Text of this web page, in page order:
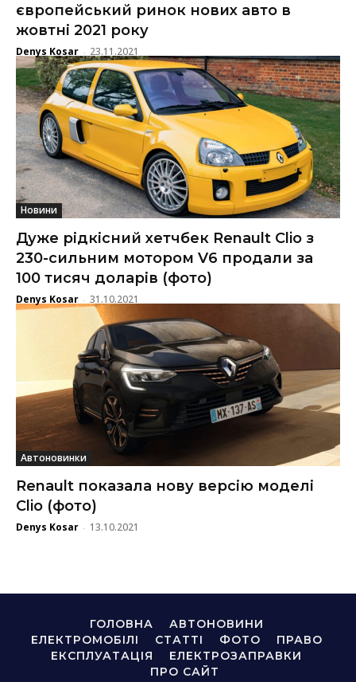
європейський ринок нових авто в
жовтні 2021 року
Denys Kosar - 23.11.2021
Новини
Дуже рідкісний хетчбек Renault Clio з
230-сильним мотором V6 продали за
100 тисяч доларів (фото)
Denys Kosar - 31.10.2021
Автоновинки
Renault показала нову версію моделі
Clio (фото)
Denys Kosar - 13.10.2021
ГОЛОВНА
АВТОНОВИНИ
ЕЛЕКТРОМОБІЛІ
СТАТТІ ФОТО
ПРАВО
ЕКСПЛУАТАЦІЯ
ЕЛЕКТРОЗАПРАВКИ
ПРО САЙТ